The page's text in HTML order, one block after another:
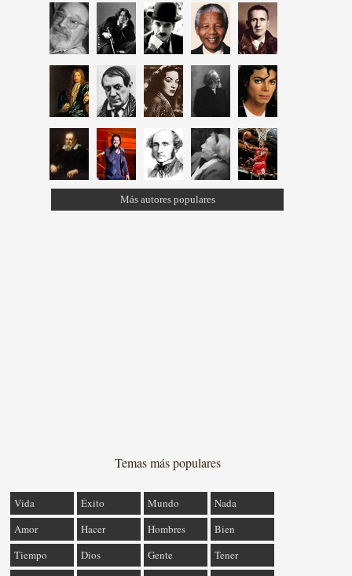
Más autores populares
Temas más populares
Vida Éxito Mundo
Nada
Amor
Hacer Hombres
Bien
Tiempo
Dios Gente
Tener